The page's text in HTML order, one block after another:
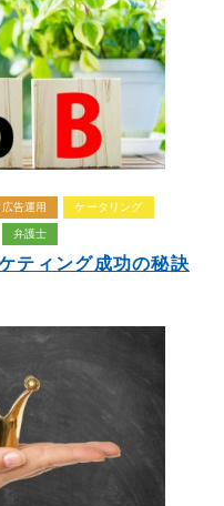
告運用 ケータリング
弁護士
ティング成功の秘訣